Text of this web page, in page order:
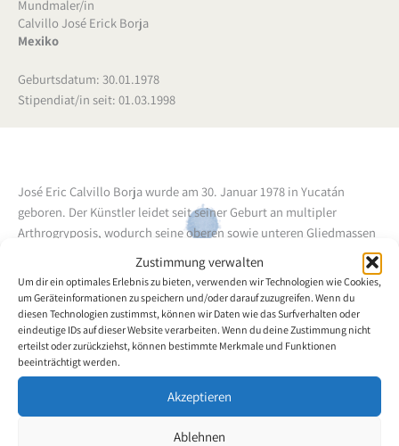
Zustimmung verwalten
Um dir ein optimales Erlebnis zu bieten, verwenden wir Technologien wie Cookies,
um Geräteinformationen zu speichern und/oder darauf zuzugreifen. Wenn du
diesen Technologien zustimmst, können wir Daten wie das Surfverhalten oder
eindeutige IDs auf dieser Website verarbeiten. Wenn du deine Zustimmung nicht
erteilst oder zurückziehst, können bestimmte Merkmale und Funktionen
beeinträchtigt werden.
Akzeptieren
Ablehnen
Mundmaler/in
Calvillo José Erick Borja
Mexiko
Geburtsdatum: 30.01.1978
Stipendiat/in seit: 01.03.1998
José Eric Calvillo Borja wurde am 30. Januar 1978 in Yucatán
geboren. Der Künstler leidet seit seiner Geburt an multipler
Arthrogryposis, wodurch seine oberen sowie unteren Gliedmassen
zur Gänze gelähmt sind. Schon im Kindesalter begann er mit dem
Mund zu malen. Später besuchte er Malkurse an öffentlichen
Schulen, um sich künstlerisch verbessern zu können. Der
Mundmaler ist sehr strebsam und möchte sein Leben nur der
Malerei widmen.
Zurück zur Künstlerübersicht